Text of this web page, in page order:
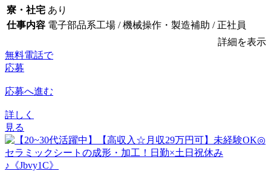
寮・社宅 あり
仕事内容 電子部品系工場 / 機械操作・製造補助 / 正社員
詳細を表示
無料電話で
応募
応募へ進む
詳しく
見る